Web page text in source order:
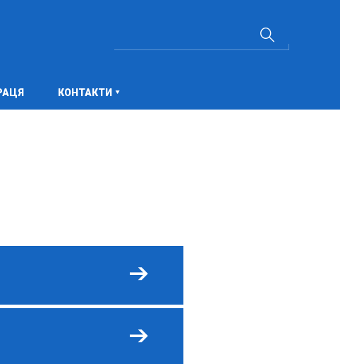
КОНТАКТИ